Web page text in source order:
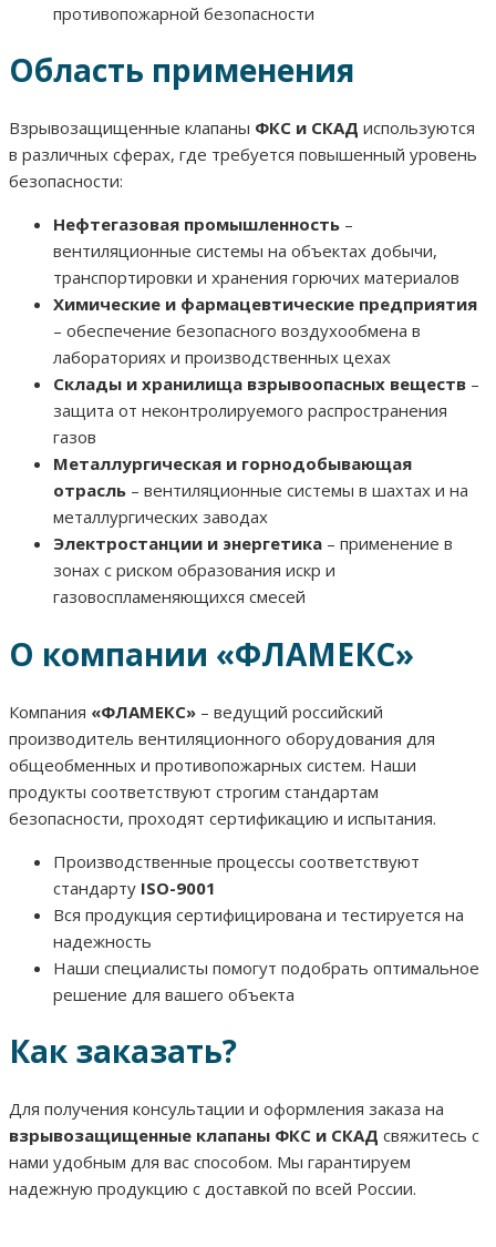
противопожарной безопасности
Область применения
Взрывозащищенные клапаны ФКС и СКАД используются
в различных сферах, где требуется повышенный уровень
безопасности:
Нефтегазовая промышленность –
вентиляционные системы на объектах добычи,
транспортировки и хранения горючих материалов
Химические и фармацевтические предприятия
– обеспечение безопасного воздухообмена в
лабораториях и производственных цехах
Склады и хранилища взрывоопасных веществ –
защита от неконтролируемого распространения
газов
Металлургическая и горнодобывающая
отрасль – вентиляционные системы в шахтах и на
металлургических заводах
Электростанции и энергетика – применение в
зонах с риском образования искр и
газовоспламеняющихся смесей
О компании «ФЛАМЕКС»
Компания «ФЛАМЕКС» – ведущий российский
производитель вентиляционного оборудования для
общеобменных и противопожарных систем. Наши
продукты соответствуют строгим стандартам
безопасности, проходят сертификацию и испытания.
Производственные процессы соответствуют
стандарту ISO-9001
Вся продукция сертифицирована и тестируется на
надежность
Наши специалисты помогут подобрать оптимальное
решение для вашего объекта
Как заказать?
Для получения консультации и оформления заказа на
взрывозащищенные клапаны ФКС и СКАД свяжитесь с
нами удобным для вас способом. Мы гарантируем
надежную продукцию с доставкой по всей России.